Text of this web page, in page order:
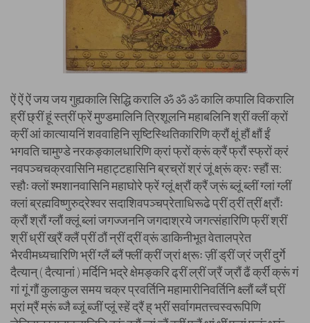
ऐं ऐं ऐं जय जय गुह्यकालि सिद्धि करालि ॐ ॐ ॐ कालि कपालि विकरालि ह्रीं छ्रीं हूं स्त्रीं फ्रें मुण्डमालिनि त्रिशूलनि महाबलिनि श्रीं क्लीं क्रों क्रीं आं कात्यायनिं शववाहिनि सृष्टिस्थितिकारिणि क्रौं क्षूं हौं क्षौं ईं भगवति चामुण्डे नरकङ्कालधारिणि क्रां फ्रों क्रूं क्रैं फ्रौं स्फ्रों क्रं नवपञ्चचक्रवासिनि महाट्टहासिनि ब्रच्रों श्रं जूं क्ष्रूं क्रः स्हौं स: स्हौः क्लों श्मशानवासिनि महाघोरे फ्रें ग्लूं क्ष्रौं क्रैं ज्रूं ब्लूं ब्लीं ग्लां ग्लीं क्लां ब्रह्मविष्णुरुद्रेश्वर सदाशिवपञ्चप्रेताधिरूढे प्रीं ठ्रीं त्रीं क्ष्रौंः क्रौं श्रौं ग्लौं क्लूं ब्लां जगज्जननि जगदाश्रये जगत्संहारिणि फ्रीं श्रीं श्रीं ध्रीं ख्रैं क्लैं प्रीं ठौं न्रीं द्रीं व्रूं डाकिनीभूत वेतालप्रेत भैरवीमध्यचारिणि भ्रीं ग्लैं ब्लैं फ्लीं क्रीं ज्रां क्ष्रूः ज़ीं ड्रीं ज्रं ज्रीं दुर्गे दैत्यान् ( दैत्यानां ) मर्दिनि भद्रे क्षेमङ्करि ढ्रीं ल्रीं ज्रैं ज्रौं ढैं र्क्रीं क्रूं गं गां गूं गौं कुलाकुल समय चक्र प्रवर्तिनि महामारीनिवर्तिनि क्ष्लौं ब्लैं घ्रीं म्रां म्रैं म्रूं ब्जै ब्जूं ब्जीं प्लूं स्हें द्रैं ह् भ्रीं सर्वागमतत्त्वस्वरूपिणि लेलिहानरसनाकरालिनि द्रूं ह्रौं ल्यूं ब्नैं क्वीं फ्रैं क्षां क्षीं फ्रां फ्रूं भ्रूं ह्रों स्कीं चतुर्वेदावेद्यानुभाव विमोहितास्त्रैगुणितत्रिदेवे स्हक्लह्रीं र्क्रां र्फ्रां र्च्रां र्ज्रां (यष्टी ) र्क्रीं र्फ्रीं र्छ्रीं र्ज्रीं र्क्ष्रीं र्प्रीं रक्तार्णवद्वीपप्रज्वलत् पावक शिखान्तश्चारिणि महादुःखपापौधहारिणि ( रथ्रीं…..) (शिखामहा ) च्रां च्रीं च्रूं च्रैं च्रौं ज्रां ज्रीं ज्रूं ज्रैं ज्रौं स्रां स्त्रीं स्त्रूं स्त्रैं स्त्रौं बृहल्लम्बमानोदरि महाचण्ड योगेश्वरि अपमृत्युहरि विश्वेश्वरि ब्लौं सौः ब्रीं ट्रीं ह्रः स्हीं श्लां स्क्रीः फीं फूं फैं द्रौं ल्रां श्लीं नवकोटि कुलाकुलचक्रेश्वरि सकलगुह्यानन्ततत्त्वधारिणि महामारीप्रवर्तिनि ह् लूः ल्रूं ल्रूं श्लूं रां रीं रूं रैं रौं ह्लैं श्लैं ह्लूं श्लौं हां चतुरशीतिकोटि ब्रह्माण्ड सृष्टिकारिणि प्रज्वलज्वललोचने वज्रनख दंष्टा युक्ते दुर्निरीक्ष्याकारे क्लां क्लां ज्लां ज्लां ज्लां ज्लां ज्लां ज्लां ह्स्ख्फ्रूं ह्स्ख्फ्रूं प्रूं प्रूं प्रूं थ्रीं थ्रीं थ्रां थ्रां थ्रां थ्रां थ्रां परापरसामरस्यरस मोहिनि परमशिव निवासिनि विकरालवेशधारिणि ख्फ्रें ह्स्फ्रें ह्स्ख्फ्रें फ्यूं ज्र्क्रीं ब्लूं स्त्रैं स्त्रौं फ्लीं श्रैं श्रौं छ्रैं छ्रौं क्ष्र्ह्रीं क्ष्ररह्रूं भ्लीं भ्लूं ब्लैं नरमुण्डमालाङ्कृते चतुर्दशभुवनसेवितपादपद्ये सप्तविंशतिनयने ग्ल्नीं स्हैः ल्यूं छ्रां श्रां स्त्रां क्रां प्रां ह्रां र्फ्लां र्फ्लीं ह् ल्क्षूं म्लां म्लीं म्लू भ्रां ण्रीं दिगम्बरि सकल मन्त्रतन्त्राधिदैवते गुह्यातिगुह्य परापर शक्तितत्त्वावतारे छ्रूं स्फ्लक्षूं र्क्ष्छ्रीं र्फ्लूं र्फ्लैं र्फ्लौं ह्स्ख्फ्रां ह्स्ख्फ्रीं ह्स्ख्फ्रूं ह्स्ख्फ्रैं ह्स्ख्फ्रीं ह्स्ख्फ्रीं ह्स्ख्फ्रं ह्स्ख्फ्रः ख्फ्छ्रीं ख्फ्छ्रूं कहलश्रौं कहलश्रूं फ्ल्क्षूं महाभोगी राजभूषितभुजदण्डे मनोवागगोचरे प्रपञ्चातीते निष्कले तुरीयाकारे छ्रें क्षैं हैं ह्रें र्क्ष्श्रीं औं खफछ्रें कहलंश्रां ह्रीः (ह्रं) हृः प्लीं प्लैं स्त्रीं स्त्रीं ख्फ्छ्रैं स्त्रीं ख्फ्छ्रैं स्त्रीं श्रीं झमरयूं ह्स्ख्फ्रिं ह्स्ख्फ्रुं महाखेचरीसिद्धि विधायिनि गगनग्रासिनि प्रबलजटाभारभासुरे वेदोपवेदमयसिंहासनाधिरूढ़े श्रौं श्रूं स्त्रें स्त्रों ख्फ्छ्रौं क्षरस्त्रौं कहलश्रें कहलश्रें लक्षूं म्लें म्लें क्षरस्त्रीं चां पां पां भ्रैं भ्रैं छ्रं छ्रं क्षरस्त्रैं क्षरस्त्रां क्षरस्त्रीं कहलश्रं कहलश्रः घोराट्टहासमन्त्रासित त्रिभुवने नवकोटिमालामन्त्र मय कलेवरे अतिविकरालातुरे ङूं श्रें ह्रूं श्रं र्ढ्रैं स्त्रं स्त्रं ( क्ष्लप्रूं) क्षां क्षीं क्षूं क्रीं क्रीं क्रीं क्रीं शिक्षा रह्रें रह्रें रह्रें रह्रें रह्रें ह्रें हीं हीं कल्पान्तकालप्रकाशिततमोगुणे महारुद्रशरीर सङ्क्रामितनिजवैभवे समुन्मूलितप्रणतनानाभवे अभवे च्रीं रक्षां ह्रैं चूं च्रैं च्रां क्षरस्त्रूं क्षरस्त्रूं सफहलक्षां ( क्ष्लौं ) रप्रीं च्रौं भ्लां रक्षीं कहलश्रीं क्ष्लफ्लओं सफहलक्षीं सफहलक्षौं रह्रछ्ररक्षह्रीं रह्ररक्षह्रूं हलफ्रकह्रीं हसफ्रूं रक्षफ्रछ्रीं रक्षफ्रछ्रूं वीरघण्टाकिङ्किणि डमरुनिनादितेऽपरिमितकायबल पराक्रमे चण्डाति चण्डकाण्डखण्डित दानव राक्षस दितिज समूहे विगतमोहे डां डीं डूं डैं डौं वूः रस्फ्रौं हसफ्रां हसफ्रीं खफ्रैं रम्लव्रीं ह्रक्षम्लक्रयूं स्हजहलक्षम्लवनऊं ओंश्रेंक्लीं यम्लव्रीं ठः क्लं क्षः डों फ्रों सग्लक्षमहरह्रूं व्लक्षमकह्रव्य्रईं रजझ्रक्षीं रजझ्रक्षूं लक्षमह्न जरक्रव्य्रऊँ शुद्धविद्यासंप्रदाय सिद्धशुद्ध चैतन्यस्वरूपे प्रकृत्यपरशिव निर्वाणसाक्षिणि त्रिलोकीरक्षिणि ब्रह्मरन्ध्रविनिविष्टसदाशिवैक सतासिन्धुमज्जनोन्मज्जनप्रिये सृष्टिस्थिति संहारानाख्याभासादि बहुविधभेदप्रकाशिनि कां कीं कूं कैं कौं रक्रां रक्रीं रक्रूं रक्रैं रक्रौं ह्रक्षम्लीं ह्रक्षम्लव्रयूं क्कलह्रझकह्रनसक्लईं डम्लव्रीं कम्लव्री रच्रां रच्रीं रच्रूं रच्रैं रच्रौं खफसहलक्षूं हस्लक्षकमह्रव्रूं ह्रक्षम्लफ्रयूं क्षमब्लहकयह्रीं क्लक्षसहमव्य्रऊं रक्रैं रक्रौं भगमालिनि भगप्रिये भगातुरे भगाङ्किते भगरूपिणि भगलिङ्गद्राविणि कालचक्र नरसिंह सुरतरसलोलुपे व्योमकेशिपिङ्गकेशि नियुतवक्त्रकरचरणे त्रिलोकीशरणे रझ्रां रझ्रीं रझ्रूं रझ्रै रझ्रौं हं लः अं चां छां जां झां जां रह्रें रह्रों हलक्षकमह्रसव्य्रऊं रजहलक्षमऊं क्षम्ल ब्रसहस्हक्षक्लस्व्रीं हक्लह्रवडकखऐं यंरक्षहभ्रध्रम्लऊं वम्लव्री रक्षभ्रम्लऊँ सम्लव्रीं लम्लव्रीं इं उं दीर्घदंष्ट्राचूर्णित मृतब्रह्मकपाले चन्द्रखण्डाङ्कितभाले देहप्रभाजितमेघजाले त्रयस्त्रिंशत्कोटि महादिव्यास्त्र सन्धानकारिणि महाशङ्ख्समाकुले खर्परविस्रस्तहस्ते रक्तद्वीपप्रिये मदनोन्मादिनि महोन्मादवंशीवादिनि टां टीं टूं टैं टौं रख्रां रख्रीं रख्रूं रख्रैं रख्रौं रक्लां रक्लीं रक्लूं रक्लैं रक्लौं कसवहलक्षमऔं सहठलक्षह्रमक्रीं सकह्रलमक्षखव्रूं ब्रकम्लब्लक्लऊं लक्षमह्रजरक्रव्य्रईं ह्रलसहकमक्षब्रऐं क्ष्लह्रमव्य्रऊं सलहक्षह्रूं हम्लब्रीं रलहक्षफ्रूं ह्रक्षम्लझ्रयूं ह्रक्षम्लय्रयूं ह्रक्षम्लह्रयूं ह्रक्षम्लह्रयूं खड्गखेटक खर्पर खट्वाङ्ग चक्र चाप शूल परिध मुद्गर भुशुण्डी परशु गदा शक्ति तोमर प्रासभिन्दिपालकर्त्रि कुणपहुलाकुन्त पट्टिशादियावदस्त्र शस्त्रधारिणि तां तीं तूं तैं तौं रग्रां रग्रीं रग्रूं रग्रैं (रग्रौं) रक्षफ्र रक्षफ्रभ्रधम्लऊं रक्षस्रभ्रध्रम्लऊं रक्षक्र भ्रध्रम्लऊं रक्षझ्रभ्रध्रम्लऊं रक्षब्रभ्रधम्लऊं ह्रलक्षमहम्लूं लक्षह्रमकसहव्य्रऊं महव्य्रऐं फ्रम्रग्लऊं रक्षम्लह्रकसछव्य्रऊं रट्रां रट्रीं रट्रं रट्रूं रट्रौं क्षम क्लह्रहसव्य्रूंऊं क्षब्लीं स्हलकह्रक्षूं क्षग्लीं लह्रकक्ष्मस्हव्य्रऐं रक्षम्रध्रय्रम्लऊं शुष्कनरकपालमालाभरणे विद्युत्कोटिसमप्रभे ऊर्ध्वकेशि विद्युत्केशि शवमांसखण्डकवलिनि महानादाटाट्टहासिनि वमदग्निमुखि फेरुकोटिपरिवृते चर्चरीकरतालिकात्रासितोद्यत् त्रिभुवने नृत्यनिहित पादाधातपरिवर्तितभूवलयधारिणि भुग्नीकृतकमठशेषभोगे पां पीं पूं पैं पौं र्छ्रां र्छूीं र्छ्रूं र्छ्रैं र्छ्रौं रलक्षध्रम्लऊं स्हक्ष्लमहज्रूं सक्ष्लहमयब्रूं रसखय्रमूं कहफ्लमह्रव्य्रऊं ह्रक्लक्षम्लश्रूं सहक्लरक्षमजह्र खफरयूं क्षक्लीं ह्रहलव्य्रकऊं मह्रक्ष्लव्य्रॐ क्षम्लीं म्लक्षकसहह्रूं रक्षरजक्ष्मक्ष्मरह्रम्लव्य्छ्रीं क्षहलीं खफछ्रेव्रह्रक्ष्मऋरयीं रजक्षमब्लहूं क्षक्लूं हसफ्रैं हसफ्रौं रख्रें रखें रग्रें वसामेदो मांस शोणित भोजिनि कुरुकुल्ले कृष्णतुण्डि रक्तमुण्डि चण्डे शबरि पीवरे रक्षिके भक्षिके यमघण्टे चर्चिके दैत्यासुरयक्ष राक्षसदानवकूष्माण्ड प्रेत भूत डाकिनी विनायक स्कन्दघोणक क्षेत्रपाल पिशाच ब्रह्मराक्षस वेताल गुह्यक सर्पनागग्रह नक्षत्रोत्पात चौराग्निश्वापदयुद्ध वज्रोपलाशनिवर्ष विद्युन्मेघविषोपविषक पटकृत्याभिचार विद्वेषण वशीकरणोच्चाटनोन्मादापास्मार भूत प्रेत पिशाचावेशनदनदीसमुद्रावर्तकान्तारघोरान्धकार महामारी बालग्रह हिंसक सर्वस्वापहारिमाया विद्युत्दस्युवञ्चक दिवाचररात्रिञ्चर सन्ध्याचर शृङ्गिनखिदंष्ट्रि विद्युदुल्कारण्य दवप्रान्तरादिनानाविध महोपद्रवप्रभञ्जनि सर्वमन्त्रतन्त्रयन्त्र कुप्रयोग प्रमर्दिनि सर्वबन्धदुःखप्रमोचिनि सर्वाहितनिकृन्तनि षडाम्नायसमयप्रकाशिनि परमशिवपर्यङ्कनिवासिनि प्रज्वलत्पावक ज्वाला जालातिभीषणश्मशानविहारिणि अचिन्त्यामितागणेयप्रभाव बलपराक्रम गुणवशीकृत कोटि ब्रह्माण्डवर्तिभूतसङ्घे विराट्रूपिणि सर्वदेवमहेश्वरि सर्वजनमनोरञ्जनि सर्वपापप्रणाशिनि आध्यात्मिकाधिदैविकाधिभौतिकादि विविधहृदयाधिनिर्दलिनि नियुतप्रचण्डदोर्बलिनि कैवल्यनिर्माणनलिनि गौरि अरूपे विरूपे विश्वरूपे अं औं एं ऊं सिद्धिविद्ये महाविद्ये खां छां ठां थां फां अजिते अलक्षिते अमिते अद्वैते अपराजिते अप्रतिहते अगोचरे अव्य्रक्ते गां जां डां दां बां भद्रे सुभद्रे किराति मातङ्गि चाण्डालि घां झां ढां धां भां द्राविणि द्राविणि भ्रामरि भ्रमरि ङां ञां णां नां मां उल्कापुञ्जिनि वेतण्डभण्डिनि कं खं गं घं ङं अनङ्गमालिनि अनङ्गवेगाकुले अनङ्गप्रिये किं खिं गिं घिं ङिं इन्द्रोपेन्द्रजननि मृत्युञ्जयगृहिणि खीं गीं रीं घी डीं सावित्रि गायत्रि महित्रि सवित्रि कुं खुं गुं घुं ङुं सरस्वति मेधे लक्ष्मि विभूतिप्रदे खूं घूं कामप्रदे कामाङ्कुशे कामदुग्धे कामस्रवे कें खें गें घें ङें कुमारि युवति वृद्धे खैं गैं घैं ङैं कात्यायनि ईश्वरि महारात्रिसन्ध्ये महानिशि कों खों गों घों ङों अध्वर्युकरङ्किणि करङ्कधारिणि कलङ्किनि खौं गौं घौं ङौं मायूरि कुक्कुटि नारसिंहि शान्तिस्वस्तिपुष्टिवर्धनि यां लां वां शां षां सां गङ्गे यमुने सरस्वति गोदावरि नर्मदे कावेरि कौशिकि चिं टिं तिं पिं छिं ठिं थिं तें क्षें भें फैं बैं भैं मैं सन्तानप्रदे सन्तानमालाभारिणि जिं ढीं कैं बिं सां छैं झिं क्षिं भिं कौलाचारव्रतिनि कौलाचारकुट्टिनि कुलधर्मरक्षिके जें बें ढें झें तें रें णिं सिं ढिं विश्वम्भरेऽचले प्रचण्डदयिते पशुपतिमहिते शचि शबरि सन्ध्ये सों यिं मिं निं रिं छीं लिं विं शिं षिं सिं हिं जगत्कारणकारिणि ब्रह्मेन्द्रोपेन्द्रभगिनि ढीं जीं चुं ञें धूं णीं छुं टें झीं ठें नें महारौद्रि रुद्रावतारे रुद्राविणि द्रविणि द्राविणि ञीं ठिं थीं दीं यें णें जैं ठीं फीं थें झैं ञैं नीं दें सङ्कल्पिनि विकल्पिनि प्रपञ्चप्रकल्पिनि बीं शूं जुं षुं भों मीं लें भीं सूं‍ षीं पें में थैं णैं ढैं अबीजे नानाबीजे जगद्बीजे बीजार्णवे सर्वबीजमयि चं छं जं झं जं तों थों दों धों नों यीं रीं लीं वीं शीं अमूर्ते विमूर्ते नानामूर्ते मूर्त्यतीते सकलमूर्तिधरे डुं ढं धें शें दैं सूं टं नां खिं डं ढं णं फों पों बों भों यों रों लों वों शों षों सों फैं क्षौं महामाये मायातीते मायिनि मायामोहिनी झुं ठुं णुं तुं टुं तं तं तं तं तं षें षें षें धैं नैं दुं थुं लं लं लं लं लं लं लं योगेश्वरि योगैकगम्ये योगातीते चण्डातिचण्ड महाचण्डयोगेश्वरि चण्डिके धुं धुं भुं भुं शूं शूं शूं शू शूं पं पं पं पं पं झूं झूं फौं फौं बूं बूं रूं रूं चों चों चों चों चों कालेश्वरि कालवञ्चनि कालातीते कालातिकालमहाकालीश्वरि टों पुं ढूं थूं णूं दुं ठुं फूं ठों ठों ठों ठों छौं छौं छौं छौं ब्रह्माण्डेश्वरि ब्रह्माण्डकलेवरे कोटिब्रह्माण्ड सृष्टिकारिणि फुं बुं थौं थौं थौं थौं ठौं ढौं णौं युं रूं लुं वुं मुं यूं ञें पें नूं सर्वेश्वर्ये सर्वेश्वरैकगम्ये सर्वैश्वर्यदायिनि सर्वसर्वेश्वरि ठीं षौं सौं भौं शौं लौं रौं यौं वौं यं रं लं वं शं षं सं हं क्षं र्श्रीं र्हीं रक्लीं रश्रीं रह्रीं रस्त्रौं रग्रों रघ्रों क्ष्लहक्षझ्रूं धूमकालि ओंह्क्षम्लछव्य्रऊं रघ्रीं रघ्रीं रच्रें रठ्रें रज्रूं रझ्रों रठ्रों रण्रां फट् नमः स्वाहा रघ्रां रच्रों रछ्रें रज्रें रझ्रूं रढ्रें छ्ररक्षह्रौं ह्रौं ग्लफक्षफ्रक्षीं क्षफ्लीं जयकालि जय जय जीव ज